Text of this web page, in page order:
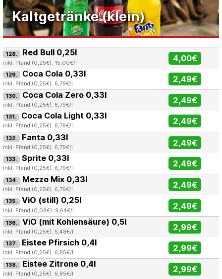
Kaltgetränke (klein)
128. Red Bull 0,25l
inkl. Pfand (0,25€). 15,00€/l 4,00€
129. Coca Cola 0,33l
inkl. Pfand (0,25€). 6,79€/l 2,49€
130. Coca Cola Zero 0,33l
inkl. Pfand (0,25€). 6,79€/l 2,49€
131. Coca Cola Light 0,33l
inkl. Pfand (0,25€). 6,79€/l 2,49€
132. Fanta 0,33l
inkl. Pfand (0,25€). 6,79€/l 2,49€
133. Sprite 0,33l
inkl. Pfand (0,25€). 6,79€/l 2,49€
134. Mezzo Mix 0,33l
inkl. Pfand (0,25€). 6,79€/l 2,49€
135. ViO (still) 0,25l
inkl. Pfand (0,08€). 9,64€/l 2,49€
136. ViO (mit Kohlensäure) 0,5l
inkl. Pfand (0,25€). 5,48€/l 2,99€
137. Eistee Pfirsich 0,4l
inkl. Pfand (0,25€). 6,85€/l 2,99€
138. Eistee Zitrone 0,4l
inkl. Pfand (0,25€). 6,85€/l 2,99€